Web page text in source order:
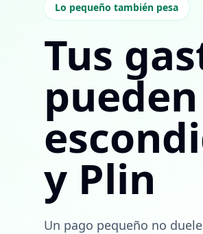
Lo pequeño también pesa
Tus
y Plin
Un pago pequeño no